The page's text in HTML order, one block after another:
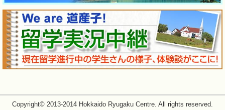
Copyright© 2013-2014 Hokkaido Ryugaku Centre. All rights reserved.